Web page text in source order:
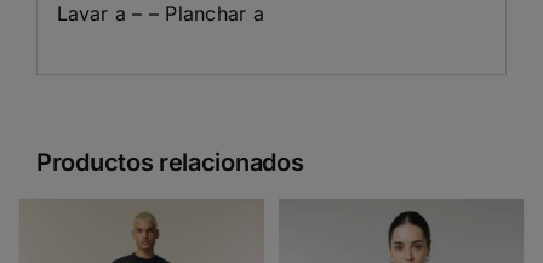
Lavar a – – Planchar a
Productos relacionados